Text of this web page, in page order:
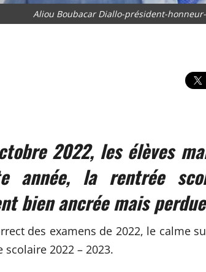
Aliou Boubacar Diallo-président-
2022, les élèves
année, la rentrée
bien ancrée mais
des examens de 2022, le calme
2022 – 2023.